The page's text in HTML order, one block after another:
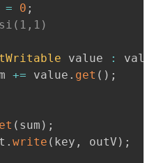
= 0 ;
value :
+= value . get ( ) ;
( sum ) ;
. write ( key , outV ) ;